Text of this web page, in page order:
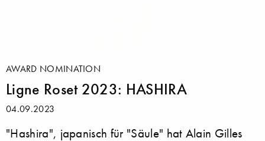
AWARD NOMINATION
Ligne Roset 2023: HASHIRA
04.09.2023
"Hashira", japanisch für "Säule" hat Alain Gilles